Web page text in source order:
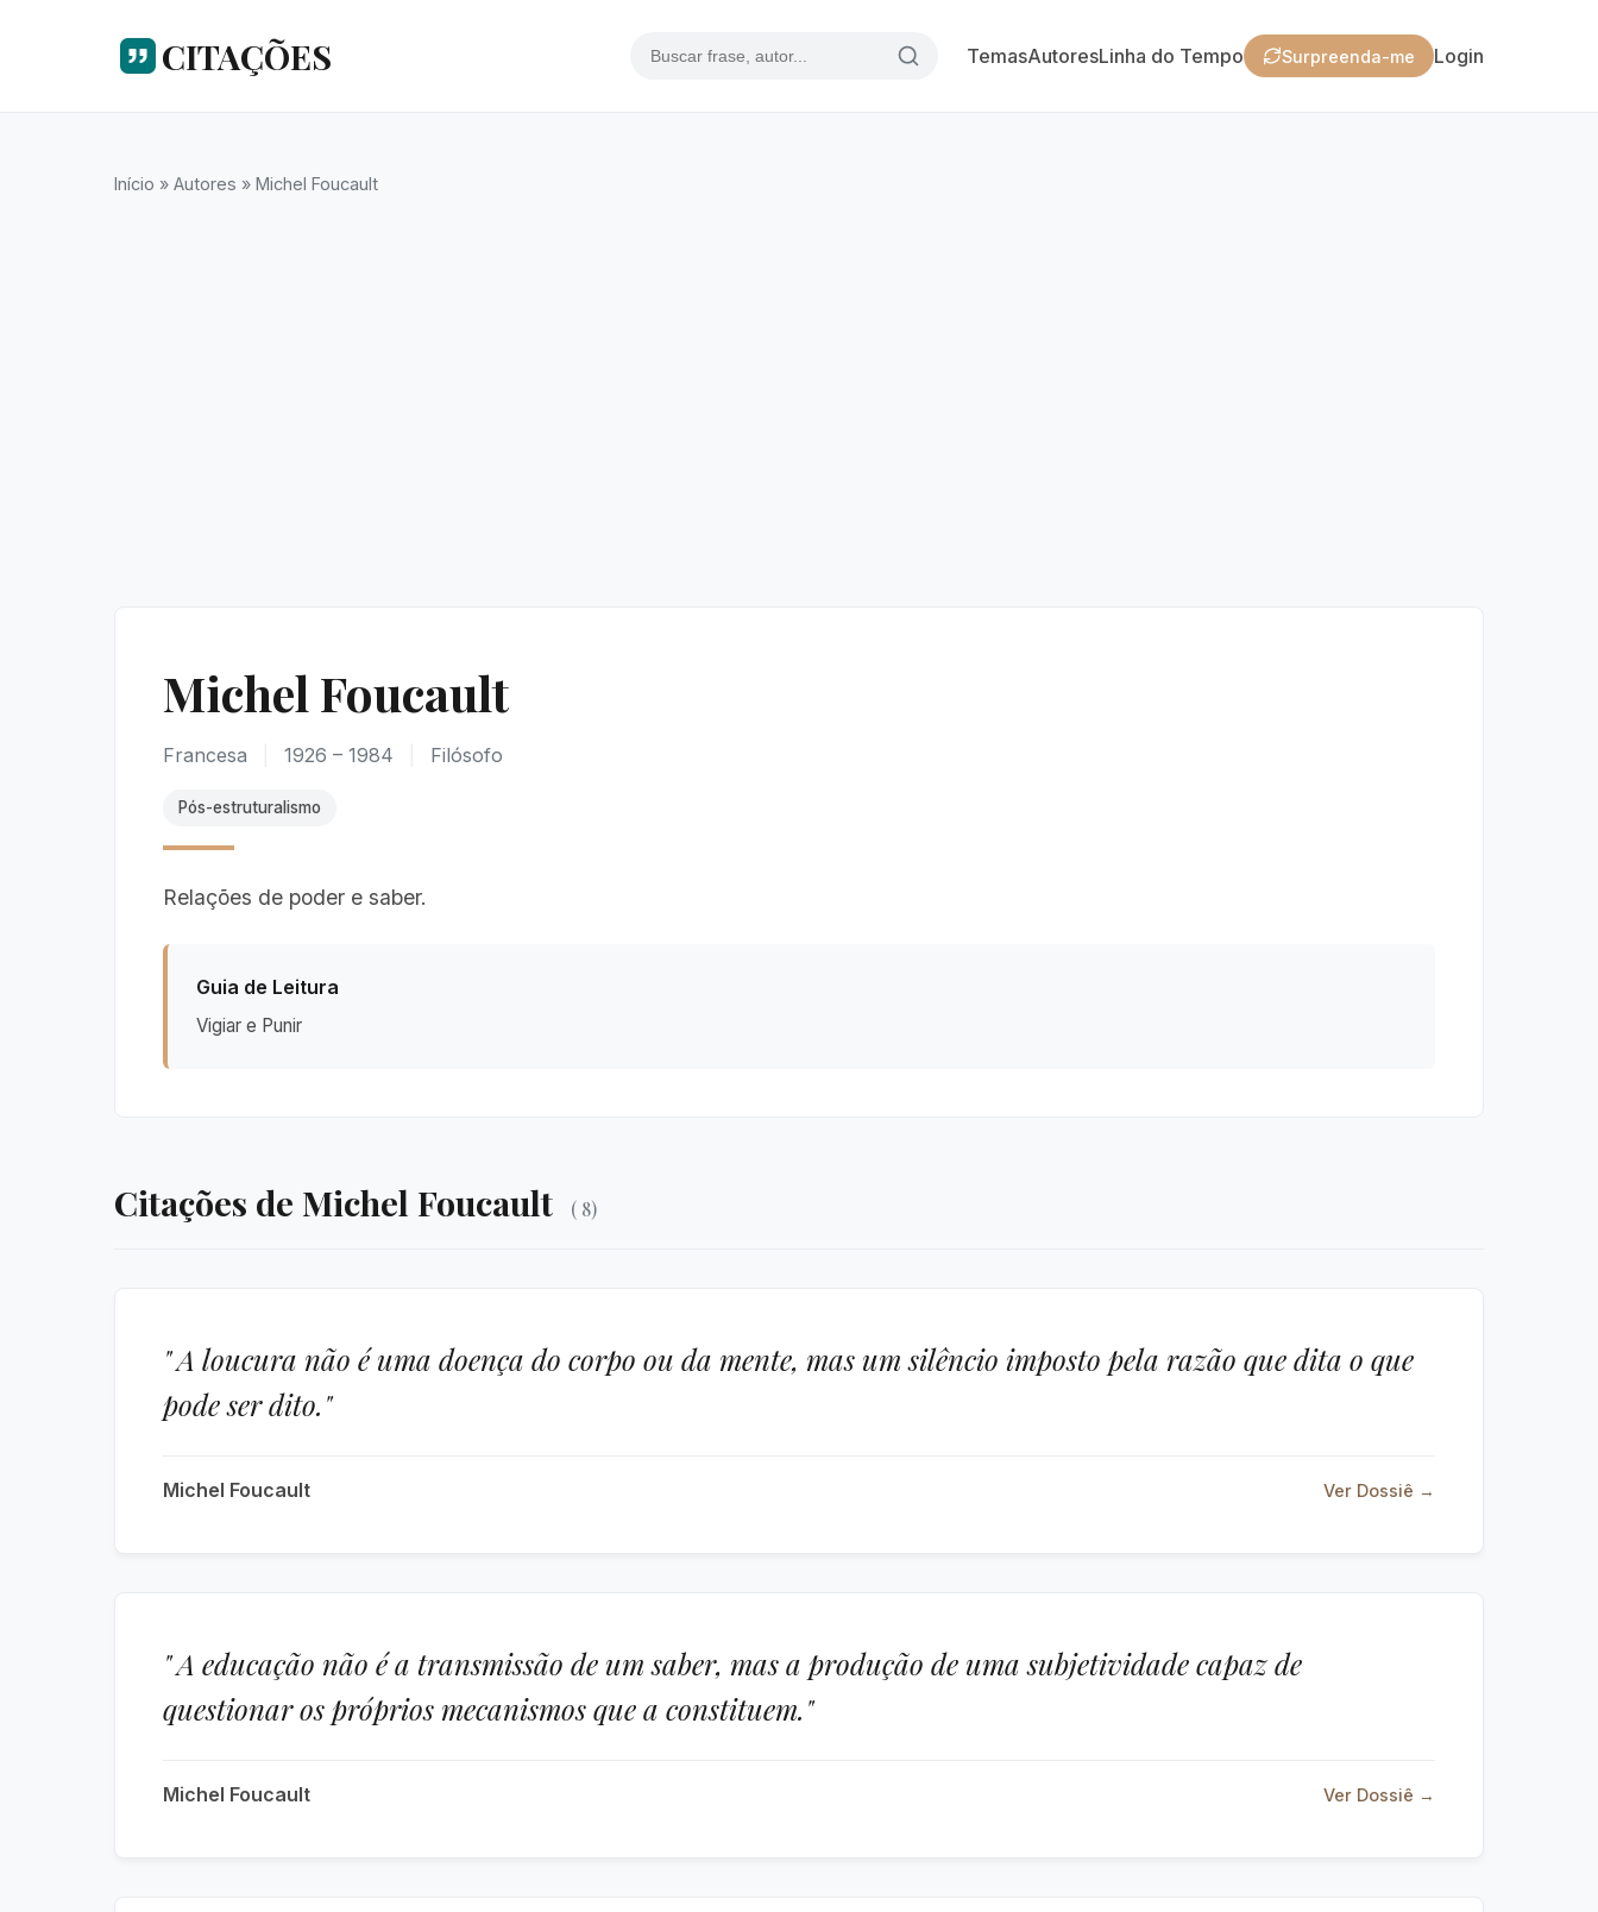
CITAÇÕES TemasAutoresLinha do Tempo Surpreenda-me Login
Início » Autores » Michel Foucault
Michel Foucault
Francesa 1926 – 1984 Filósofo
Pós-estruturalismo
Relações de poder e saber.
Guia de Leitura
Vigiar e Punir
Citações de Michel Foucault ( 8)
" A loucura não é uma doença do corpo ou da mente, mas um silêncio imposto pela razão que dita o que
pode ser dito."
Michel Foucault Ver Dossiê →
" A educação não é a transmissão de um saber, mas a produção de uma subjetividade capaz de
questionar os próprios mecanismos que a constituem."
Michel Foucault Ver Dossiê →